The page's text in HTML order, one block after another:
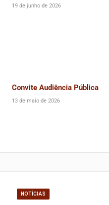
19 de junho de 2026
Convite Audiência Pública
13 de maio de 2026
NOTÍCIAS